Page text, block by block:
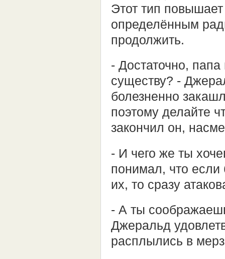
Этот тип повышает
определённым
продолжить.
- Достаточно, папа
существу? -
болезненно
поэтому делайте
закончил он,
- И чего же ты
понимал, что если
их, то сразу
- А ты
Джеральд
расплылись в